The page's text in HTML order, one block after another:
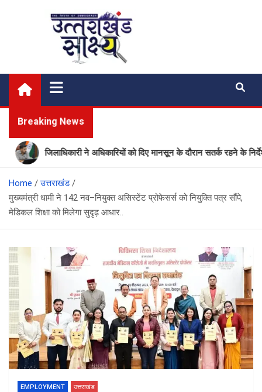
Uttarakhand Shakshya
My News Portal
Breaking News
जिलाधिकारी ने अधिकारियों को दिए मानसून के दौरान सतर्क रहने के निर्देश
Home
उत्तराखंड
मुख्यमंत्री धामी ने 142 नव–नियुक्त असिस्टेंट प्रोफेसर्स को नियुक्ति पत्र सौंपे,
मेडिकल शिक्षा को मिलेगा सुदृढ़ आधार..
EMPLOYMENT उत्तराखंड